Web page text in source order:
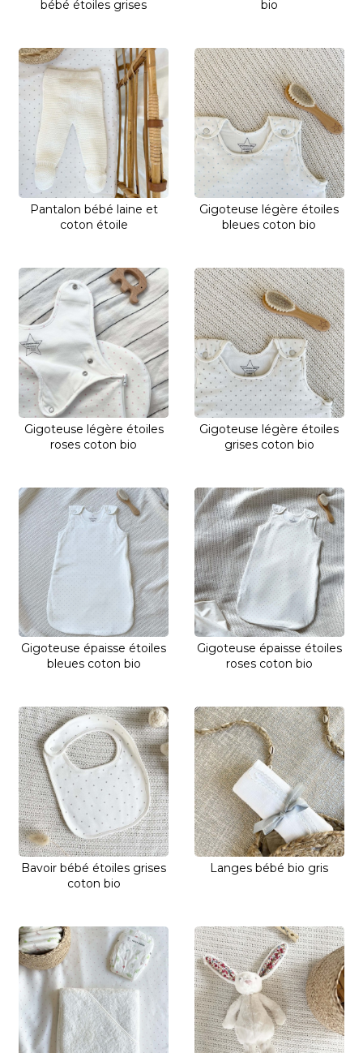
bébé étoiles grises bio
Pantalon bébé laine et
coton étoile
Gigoteuse légère étoiles
bleues coton bio
Gigoteuse légère étoiles
roses coton bio
Gigoteuse légère étoiles
grises coton bio
Gigoteuse épaisse étoiles
bleues coton bio
Gigoteuse épaisse étoiles
roses coton bio
Bavoir bébé étoiles grises
coton bio
Langes bébé bio gris